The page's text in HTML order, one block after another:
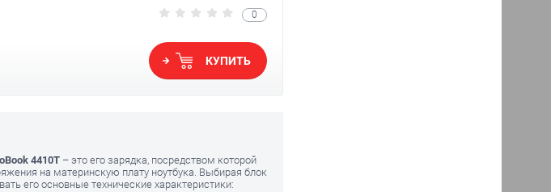
0
КУПИТЬ
4410T – это его зарядка, посредством которой
на материнскую плату ноутбука. Выбирая блок
его основные технические характеристики: